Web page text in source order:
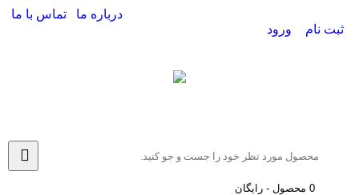
تماس با ما
درباره ما
ورود
ثبت نام
0 محصول - رایگان